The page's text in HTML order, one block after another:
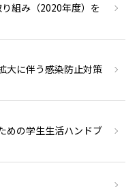
組み（2020年度）を
大に伴う感染防止対策
めの学生生活ハンドブ